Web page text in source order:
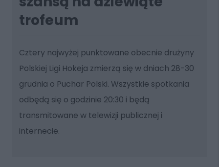
trofeum
Cztery najwyżej punktowane obecnie drużyny
Polskiej Ligi Hokeja zmierzą się w dniach 28-30
grudnia o Puchar Polski. Wszystkie spotkania
odbędą się o godzinie 20:30 i będą
transmitowane w telewizji publicznej i
internecie.